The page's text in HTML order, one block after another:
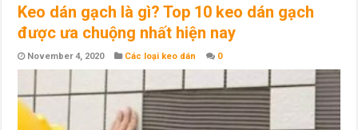
Keo dán gạch là gì? Top 10 keo dán gạch
được ưa chuộng nhất hiện nay
November 4, 2020 Các loại keo dán 0